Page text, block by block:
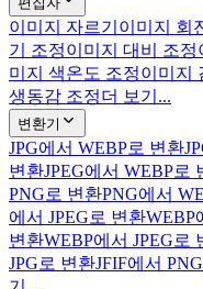
이미지 자르기 이미지 회
기 조정이미지 대비 조정
미지 색온도 조정이미지
생동감 조정더 보기...
변환기
JPG에서 WEBP로 변환
변환JPEG에서 WEBP로
PNG로 변환PNG에서
에서 JPEG로 변환WEBP
변환WEBP에서 JPEG로
JPG로 변환JFIF에서